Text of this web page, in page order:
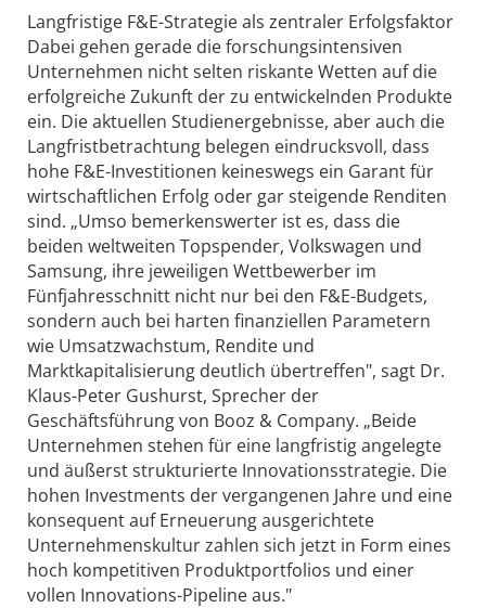
Langfristige F&E-Strategie als zentraler Erfolgsfaktor
Dabei gehen gerade die forschungsintensiven
Unternehmen nicht selten riskante Wetten auf die
erfolgreiche Zukunft der zu entwickelnden Produkte
ein. Die aktuellen Studienergebnisse, aber auch die
Langfristbetrachtung belegen eindrucksvoll, dass
hohe F&E-Investitionen keineswegs ein Garant für
wirtschaftlichen Erfolg oder gar steigende Renditen
sind. „Umso bemerkenswerter ist es, dass die
beiden weltweiten Topspender, Volkswagen und
Samsung, ihre jeweiligen Wettbewerber im
Fünfjahresschnitt nicht nur bei den F&E-Budgets,
sondern auch bei harten finanziellen Parametern
wie Umsatzwachstum, Rendite und
Marktkapitalisierung deutlich übertreffen", sagt Dr.
Klaus-Peter Gushurst, Sprecher der
Geschäftsführung von Booz & Company. „Beide
Unternehmen stehen für eine langfristig angelegte
und äußerst strukturierte Innovationsstrategie. Die
hohen Investments der vergangenen Jahre und eine
konsequent auf Erneuerung ausgerichtete
Unternehmenskultur zahlen sich jetzt in Form eines
hoch kompetitiven Produktportfolios und einer
vollen Innovations-Pipeline aus."